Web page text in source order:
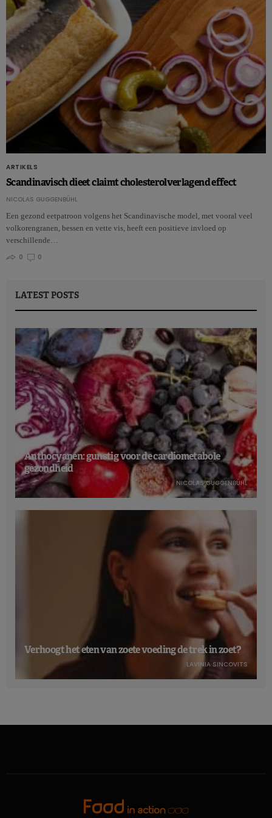
ARTIKELS
Scandinavisch dieet claimt cholesterolverlagend effect
NICOLAS GUGGENBÜHL
Een gezond eetpatroon volgens het Scandinavische model, met vooral veel
volkorengranen, bessen en vette vis, heeft een positieve invloed op
verschillende…
0
0
LATEST POSTS
Anthocyanen: gunstig voor de cardiometabole
gezondheid
NICOLAS GUGGENBÜHL
Verhoogt het eten van zoete voeding de trek in zoet?
LAVINIA SINCOVITS